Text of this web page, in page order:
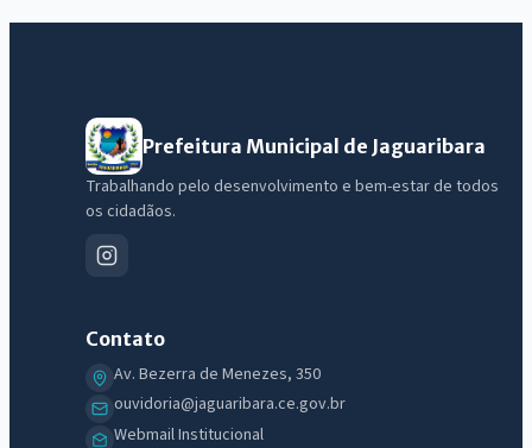
Prefeitura Municipal de Jaguaribara
Trabalhando pelo desenvolvimento e bem-estar de todos
os cidadãos.
Contato
Av. Bezerra de Menezes, 350
ouvidoria@jaguaribara.ce.gov.br
Webmail Institucional